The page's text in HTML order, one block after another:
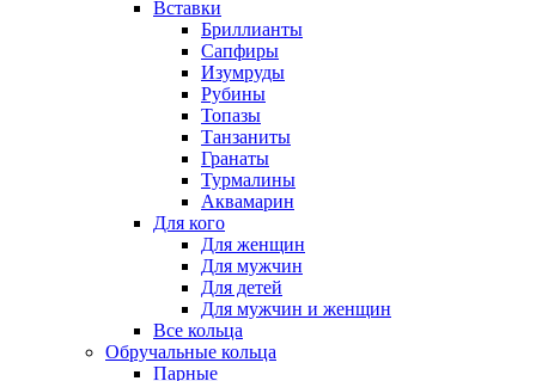
Вставки
Бриллианты
Сапфиры
Изумруды
Рубины
Топазы
Танзаниты
Гранаты
Турмалины
Аквамарин
Для кого
Для женщин
Для мужчин
Для детей
Для мужчин и женщин
Все кольца
Обручальные кольца
Парные